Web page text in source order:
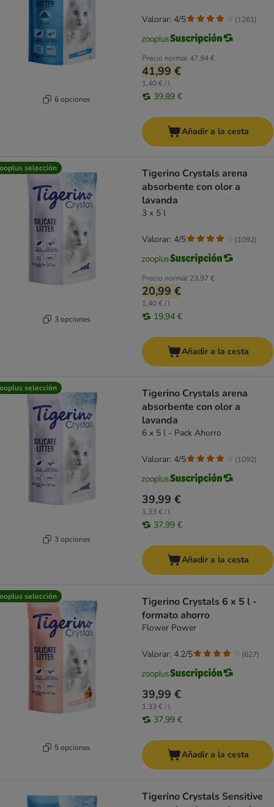
6 opciones
Precio normal47,94 €
41,99 €
1,40 € / l
39,89 €
Valorar: 4/5 (1261)
Añadir a la cesta
selección
3 opciones
Tigerino Crystals arena
absorbente con olor a
lavanda
3 x 5 l
Precio normal 23,97 €
20,99 €
1,40 € / l
19,94 €
Valorar: 4/5 (1092)
Añadir a la cesta
selección
3 opciones
Tigerino Crystals arena
absorbente con olor a
lavanda
6 x 5 l - Pack Ahorro
39,99 €
1,33 € / l
37,99 €
Valorar: 4/5 (1092)
Añadir a la cesta
selección
5 opciones
Tigerino Crystals 6 x 5 l -
formato ahorro
Flower Power
39,99 €
1,33 € / l
37,99 €
Valorar: 4.2/5 (627)
Añadir a la cesta
Tigerino Crystals Sensitive